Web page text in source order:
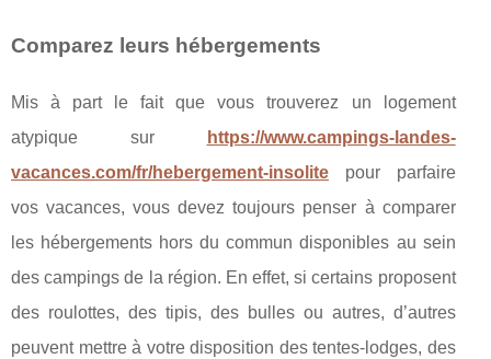
Comparez leurs hébergements
Mis à part le fait que vous trouverez un logement
atypique sur
https://www.campings-landes-
vacances.com/fr/hebergement-insolite pour parfaire
vos vacances, vous devez toujours penser à comparer
les hébergements hors du commun disponibles au sein
des campings de la région. En effet, si certains proposent
des roulottes, des tipis, des bulles ou autres, d’autres
peuvent mettre à votre disposition des tentes-lodges, des